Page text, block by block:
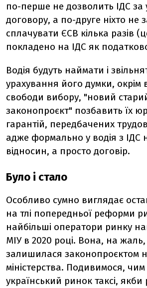
по-перше не дозволить ІДС за
договору, а по-друге ніхто не
сплачувати ЄСВ кілька разів
покладено на ІДС як
Водія будуть наймати і
урахування його думки, окрім
свободи вибору, "новий
законопроєкт" позбавить їх
гарантій, передбачених
адже формально у водія з ІДС
відносин, а просто договір.
Було і стало
Особливо сумно виглядає
на тлі попередньої реформи
найбільші оператори ринку
МІУ в 2020 році. Вона, на жаль,
залишилася законопроєктом
міністерства. Подивимося, чим
український ринок таксі, якби